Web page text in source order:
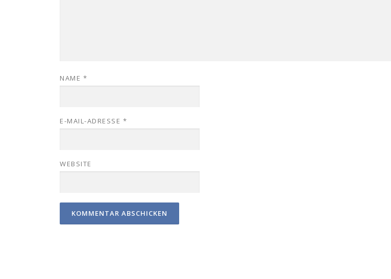
NAME *
E-MAIL-ADRESSE *
WEBSITE